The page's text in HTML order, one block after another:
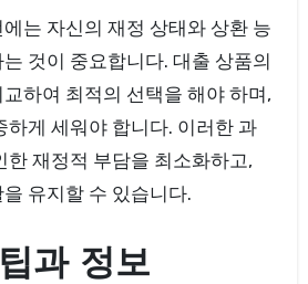
는 자신의 재정 상태와 상환 능
것이 중요합니다. 대출 상품의
하여 최적의 선택을 해야 하며,
하게 세워야 합니다. 이러한 과
한 재정적 부담을 최소화하고,
유지할 수 있습니다.
과 정보